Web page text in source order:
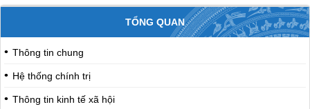
TỔNG QUAN
Thông tin chung
Hệ thống chính trị
Thông tin kinh tế xã hội